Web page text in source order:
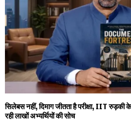
सिलेबस नहीं, दिमाग जीतता है परीक्षा, IIT रुड़की
रही लाखों अभ्यर्थियों की सोच